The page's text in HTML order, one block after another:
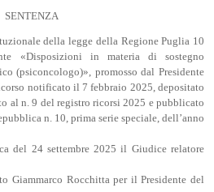
SENTENZA
della legge della Regione Puglia 10
«Disposizioni in materia di sostegno
(psiconcologo)», promosso dal Presidente
notificato il 7 febbraio 2025, depositato
al n. 9 del registro ricorsi 2025 e pubblicato
n. 10, prima serie speciale, dell’anno
del 24 settembre 2025 il Giudice relatore
Giammarco Rocchitta per il Presidente del